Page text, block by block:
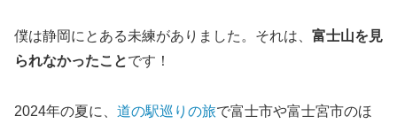
僕は静岡にとある未練がありました。それは、 富士山を見
られなかったことです！
2024年の夏に、 道の駅巡りの旅で富士市や富士宮市のほ